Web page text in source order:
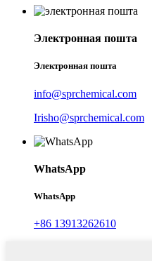
Электронная пошта
Электронная пошта
info@sprchemical.com
Irisho@sprchemical.com
WhatsApp
WhatsApp
+86 13913262610